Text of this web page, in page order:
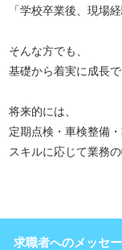
「学校卒業後、現場
そんな方でも、
基礎から着実に成長
将来的には、
定期点検・車検整備・
スキルに応じて業務
求職者へのメッセ